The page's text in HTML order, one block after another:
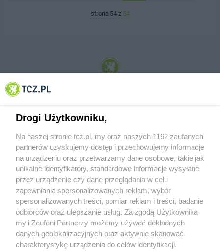
strona 54 z 54
© 2001-2026 Tczew - TCZ.PL Sp. z o.o. Internetowy Serwis Informacyjny Miasta
O FIRMIE POLITYKA PRYWATNOŚCI HOSTING
REKLAMA WSPÓŁPRACA RSS FACEBOOK KONTAKT
Nasze serwisy
Drogi Użytkowniku,
Na naszej stronie tcz.pl, my oraz naszych 1162 zaufanych
partnerów uzyskujemy dostęp i przechowujemy informacje
na urządzeniu oraz przetwarzamy dane osobowe, takie jak
unikalne identyfikatory, standardowe informacje wysyłane
przez urządzenie czy dane przeglądania w celu
zapewniania spersonalizowanych reklam, wybór
spersonalizowanych treści, pomiar reklam i treści, badanie
odbiorców oraz ulepszanie usług. Za zgodą Użytkownika
my i Zaufani Partnerzy możemy używać dokładnych
danych geolokalizacyjnych oraz aktywnie skanować
charakterystykę urządzenia do celów identyfikacji.